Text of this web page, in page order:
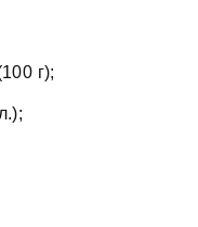
г);